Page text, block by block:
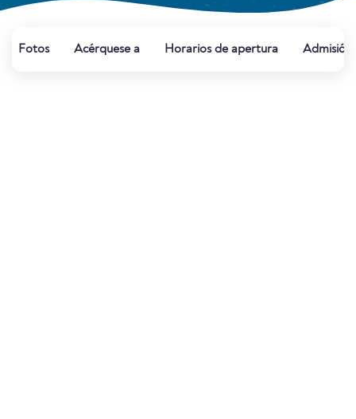
Fotos Acérquese a Horarios de apertura Admisión